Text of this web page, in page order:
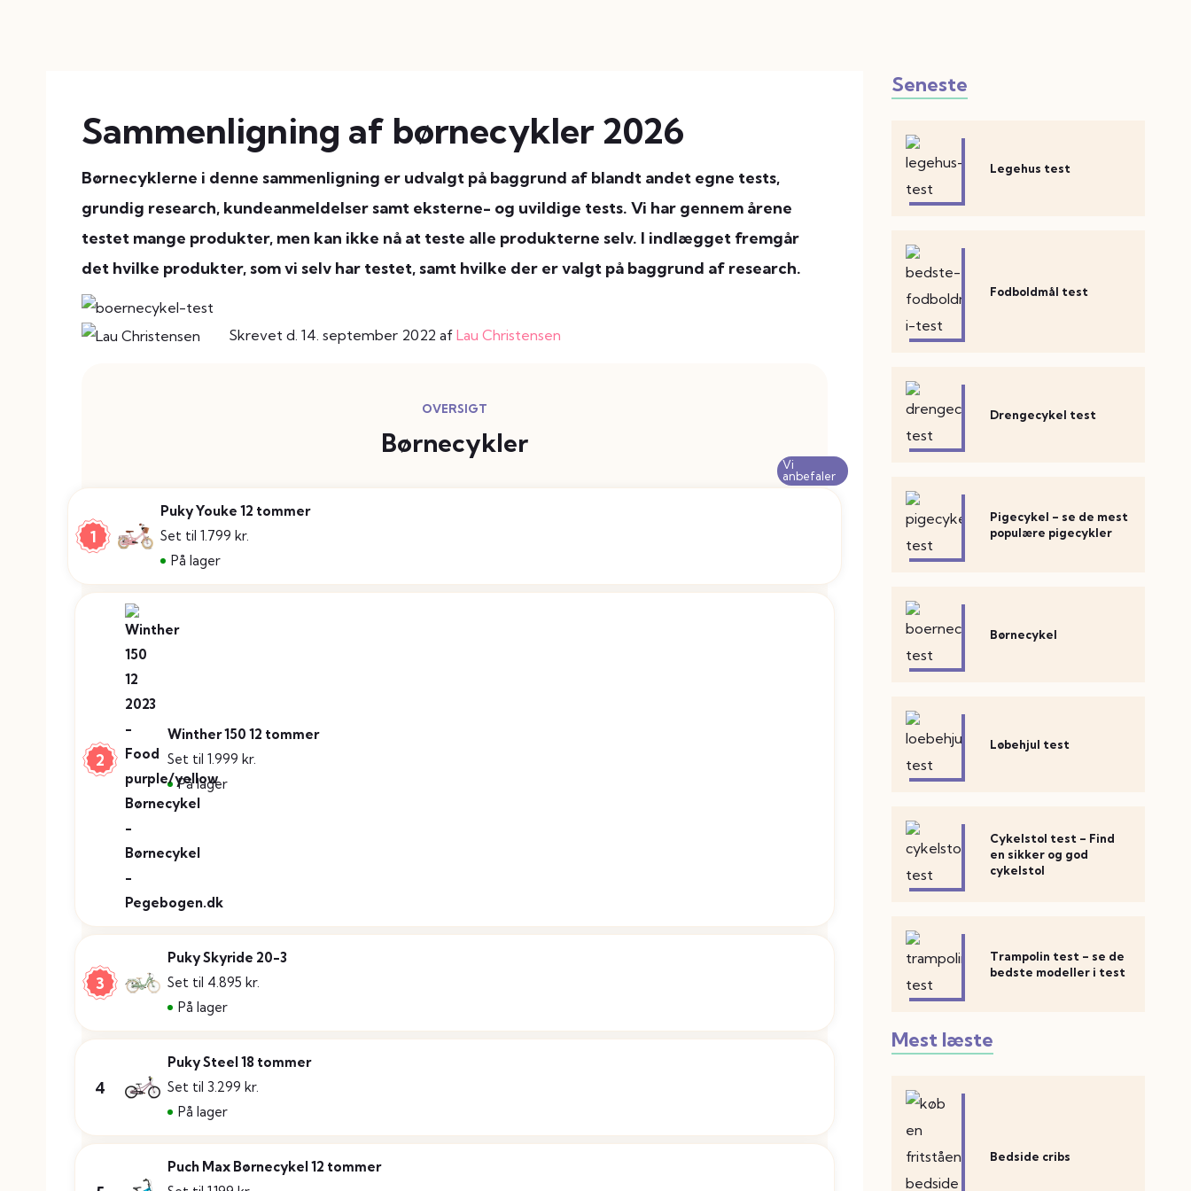
Sammenligning af børnecykler 2026
Børnecyklerne i denne sammenligning er udvalgt på baggrund af blandt andet egne tests,
grundig research, kundeanmeldelser samt eksterne- og uvildige tests. Vi har gennem årene
testet mange produkter, men kan ikke nå at teste alle produkterne selv. I indlægget fremgår
det hvilke produkter, som vi selv har testet, samt hvilke der er valgt på baggrund af research.
Skrevet d. 14. september 2022 af Lau Christensen
Børnecykler
Vi
anbefaler
1
Puky Youke 12 tommer
Set til 1.799 kr.
På lager
2
Winther 150 12 tommer
Set til 1.999 kr.
På lager
3
Puky Skyride 20-3
Set til 4.895 kr.
På lager
4
Puky Steel 18 tommer
Set til 3.299 kr.
På lager
Puch Max Børnecykel 12 tommer
Seneste
Legehus test
Fodboldmål test
Drengecykel test
Pigecykel – se de mest
populære pigecykler
Børnecykel
Løbehjul test
Cykelstol test – Find
en sikker og god
cykelstol
Trampolin test – se de
bedste modeller i test
Mest læste
Bedside cribs